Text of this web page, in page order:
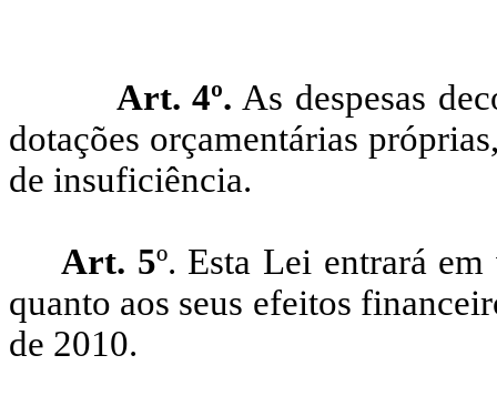
Art. 4º. As despesas
dotações orçamentárias
de insuficiência.
Art. 5º. Esta Lei entrará
quanto aos seus efeitos
de 2010.